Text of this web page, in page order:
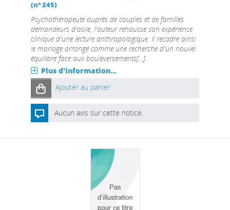
(n° 245)
Psychothérapeute auprès de couples et de familles
demandeurs d'asile, l'auteur rehausse son expérience
clinique d'une lecture anthropologique. Il recadre ainsi
le mariage arrangé comme une recherche d'un nouvel
équilibre face aux bouleversements[...]
Plus d'information...
Ajouter au panier
Aucun avis sur cette notice.